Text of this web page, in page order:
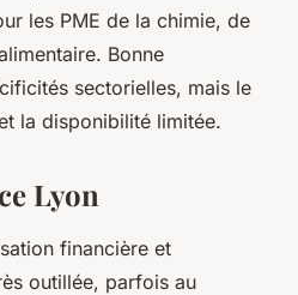
les PME de la chimie, de
Bonne
sectorielles, mais le
la disponibilité limitée.
Lyon
financière et
outillée, parfois au